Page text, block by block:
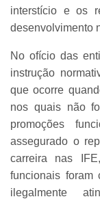
interstício e os
desenvolvimento
No ofício das
instrução
que ocorre
nos quais não
promoções
assegurado o
carreira nas
funcionais foram
ilegalmente